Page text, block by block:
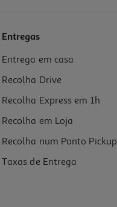
Entregas
Entrega em casa
Recolha Drive
Recolha Express em 1h
Recolha em Loja
Recolha num Ponto Pickup
Taxas de Entrega